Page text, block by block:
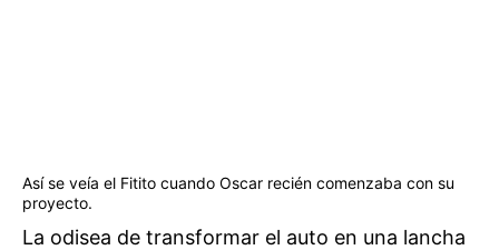
Así se veía el Fitito cuando Oscar recién comenzaba con su
proyecto.
La odisea de transformar el auto en una lancha